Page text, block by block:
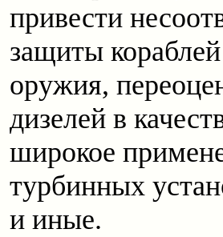
привести
защиты
оружия,
дизелей в
широкое
турбинных
и иные.